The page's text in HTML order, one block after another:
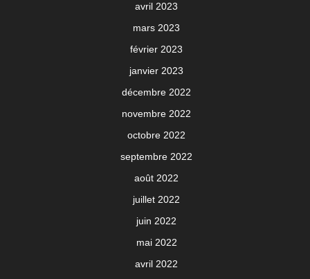
avril 2023
mars 2023
février 2023
janvier 2023
décembre 2022
novembre 2022
octobre 2022
septembre 2022
août 2022
juillet 2022
juin 2022
mai 2022
avril 2022